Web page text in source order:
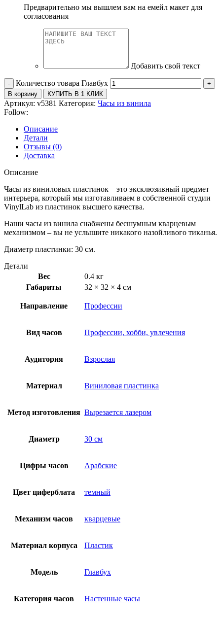
Предварительно мы вышлем вам на емейл макет для
согласования
Добавить свой текст
Количество товара Главбух
В корзину КУПИТЬ В 1 КЛИК
Артикул: v5381 Категория: Часы из винила
Follow:
Описание
Детали
Отзывы (0)
Доставка
Описание
Часы из виниловых пластинок – это эксклюзивный предмет
интерьера, который мы изготавливаем в собственной студии
VinylLab из пластинок высшего качества.
Наши часы из винила снабжены бесшумным кварцевым
механизмом – вы не услышите никакого назойливого тиканья.
Диаметр пластинки: 30 см.
Детали
Вес
0.4 кг
Габариты
32 × 32 × 4 см
Направление Профессии
Вид часов Профессии, хобби, увлечения
Аудитория Взрослая
Материал Виниловая пластинка
Метод изготовления Вырезается лазером
Диаметр 30 см
Цифры часов Арабские
Цвет циферблата темный
Механизм часов кварцевые
Материал корпуса Пластик
Модель Главбух
Категория часов Настенные часы